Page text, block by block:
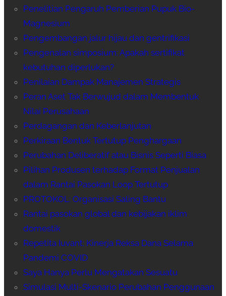
Penelitian Pengaruh Pemberian Pupuk Bio-
Magnesium
Pengembangan jalur hijau dan gentrifikasi
Pengenalan simposium: Apakah sertifikat
kebutuhan diperlukan?
Penilaian Dampak Manajemen Strategis
Peran Aset Tak Berwujud dalam Membentuk
Nilai Perusahaan
Perdagangan dan Keberlanjutan
Perkiraan Bentuk Tertutup Penghargaan
Perubahan Deliberatif atau Bisnis Seperti Biasa
Pilihan Produsen terhadap Format Penjualan
dalam Rantai Pasokan Loop Tertutup
PROTOKOL: Organisasi Saling Bantu
Rantai pasokan global dan kebijakan iklim
domestik
Repetita Iuvant: Kinerja Reksa Dana Selama
Pandemi COVID
Saya Hanya Perlu Mengatakan Sesuatu
Simulasi Multi-Skenario Perubahan Penggunaan